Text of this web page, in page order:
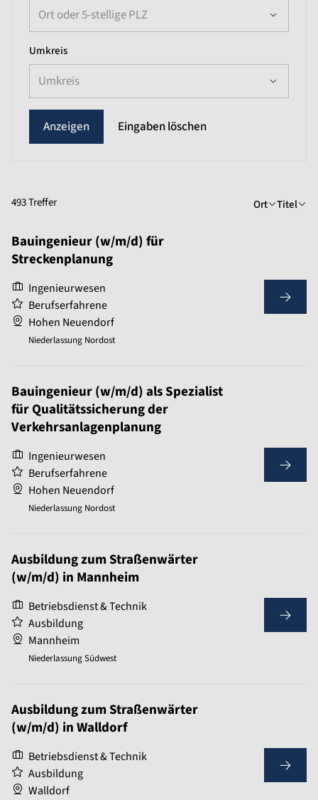
Ort oder 5-stellige PLZ
Umkreis
Umkreis
Eingaben löschen
493 Treffer Ort Titel
Bauingenieur (w/m/d) für
Streckenplanung
Ingenieurwesen
Berufserfahrene
Hohen Neuendorf
Niederlassung Nordost
Bauingenieur (w/m/d) als Spezialist
für Qualitätssicherung der
Verkehrsanlagenplanung
Ingenieurwesen
Berufserfahrene
Hohen Neuendorf
Niederlassung Nordost
Ausbildung zum Straßenwärter
(w/m/d) in Mannheim
Betriebsdienst & Technik
Ausbildung
Mannheim
Niederlassung Südwest
Ausbildung zum Straßenwärter
(w/m/d) in Walldorf
Betriebsdienst & Technik
Ausbildung
Walldorf